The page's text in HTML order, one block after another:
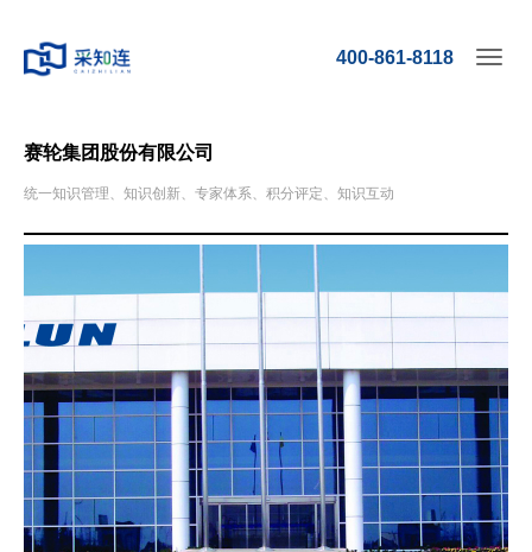
400-861-8118
赛轮集团股份有限公司
统一知识管理、知识创新、专家体系、积分评定、知识互动